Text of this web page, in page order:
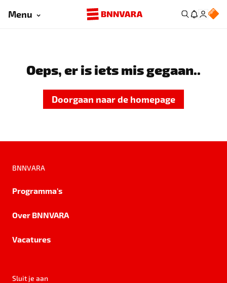
Menu
Oeps, er is iets mis gegaan..
Doorgaan naar de homepage
BNNVARA
Programma's
Over BNNVARA
Vacatures
Sluit je aan